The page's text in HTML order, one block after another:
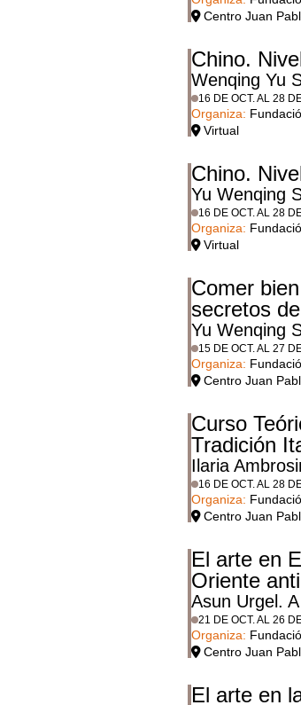
Centro Juan
Chino.
Wenqing Yu
16 DE OCT. AL 28
Organiza:
Virtual
Chino.
Yu Wenqing
16 DE OCT. AL 28
Organiza:
Virtual
Comer
secretos
Yu Wenqing
15 DE OCT. AL 27
Organiza:
Centro Juan
Curso
Tradición
Ilaria
16 DE OCT. AL 28
Organiza:
Centro Juan
El arte en
Oriente
Asun Urgel.
21 DE OCT. AL 26
Organiza:
Centro Juan
El arte en